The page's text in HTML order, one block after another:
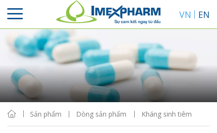
VN EN
Sản phẩm Dòng sản phẩm Kháng sinh tiêm
Sắp xếp
Hiển thị